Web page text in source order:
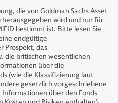
die von Goldman Sachs Asset
herausgegeben wird und nur für
bestimmt ist. Bitte lesen Sie
endgültige
Prospekt, das
die britischen wesentlichen
über die
(wie die Klassifizierung laut
gesetzlich vorgeschriebene
über den Fonds